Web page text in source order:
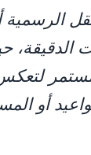
الدقيقة،
أو